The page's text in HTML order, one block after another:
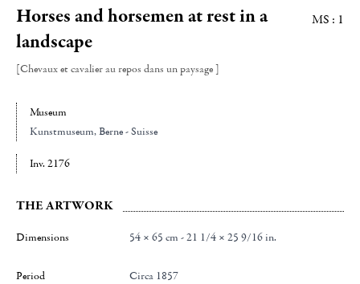
Horses and horsemen at rest in a
landscape
[Chevaux et cavalier au repos dans un paysage ]
MS : 1
Museum
Kunstmuseum, Berne - Suisse
Inv. 2176
THE ARTWORK
Dimensions 54 × 65 cm - 21 1/4 × 25 9/16 in.
Period Circa 1857